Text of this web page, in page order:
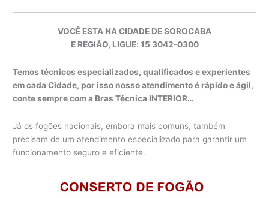
VOCÊ ESTA NA CIDADE DE SOROCABA
E REGIÃO, LIGUE: 15 3042-0300
Temos técnicos especializados, qualificados e experientes
em cada Cidade, por isso nosso atendimento é rápido e ágil,
conte sempre com a Bras Técnica INTERIOR…
Já os fogões nacionais, embora mais comuns, também
precisam de um atendimento especializado para garantir um
funcionamento seguro e eficiente.